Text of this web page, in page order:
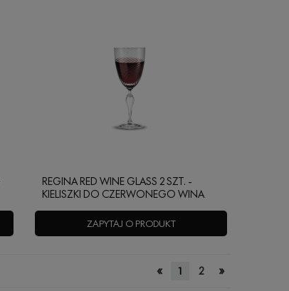
REGINA RED WINE GLASS 2 SZT. -
KIELISZKI DO CZERWONEGO WINA
ZAPYTAJ O PRODUKT
« 1 2 »